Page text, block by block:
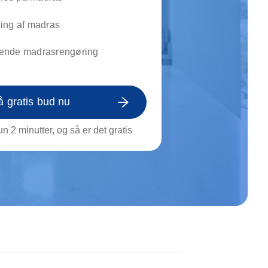
af genstande
af madras
madrasrengøring
gratis bud nu
2 minutter, og så er det gratis